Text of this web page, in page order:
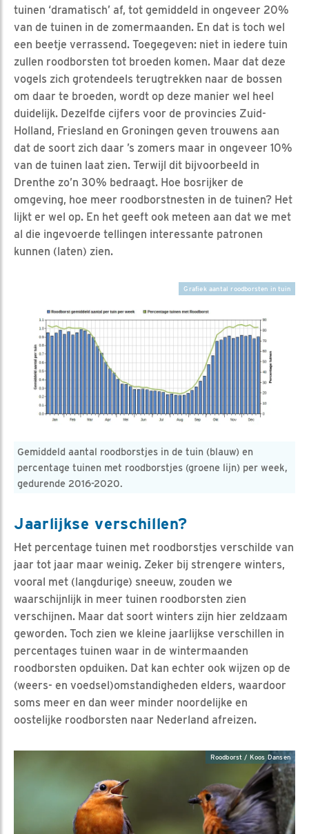
tuinen ‘dramatisch’ af, tot gemiddeld in ongeveer 20%
van de tuinen in de zomermaanden. En dat is toch wel
een beetje verrassend. Toegegeven: niet in iedere tuin
zullen roodborsten tot broeden komen. Maar dat deze
vogels zich grotendeels terugtrekken naar de bossen
om daar te broeden, wordt op deze manier wel heel
duidelijk. Dezelfde cijfers voor de provincies Zuid-
Holland, Friesland en Groningen geven trouwens aan
dat de soort zich daar ’s zomers maar in ongeveer 10%
van de tuinen laat zien. Terwijl dit bijvoorbeeld in
Drenthe zo’n 30% bedraagt. Hoe bosrijker de
omgeving, hoe meer roodborstnesten in de tuinen? Het
lijkt er wel op. En het geeft ook meteen aan dat we met
al die ingevoerde tellingen interessante patronen
kunnen (laten) zien.
Gemiddeld aantal roodborstjes in de tuin (blauw) en
percentage tuinen met roodborstjes (groene lijn) per week,
gedurende 2016-2020.
Grafiek aantal roodborsten in tuin
Jaarlijkse verschillen?
Het percentage tuinen met roodborstjes verschilde van
jaar tot jaar maar weinig. Zeker bij strengere winters,
vooral met (langdurige) sneeuw, zouden we
waarschijnlijk in meer tuinen roodborsten zien
verschijnen. Maar dat soort winters zijn hier zeldzaam
geworden. Toch zien we kleine jaarlijkse verschillen in
percentages tuinen waar in de wintermaanden
roodborsten opduiken. Dat kan echter ook wijzen op de
(weers- en voedsel)omstandigheden elders, waardoor
soms meer en dan weer minder noordelijke en
oostelijke roodborsten naar Nederland afreizen.
Roodborst / Koos Dansen